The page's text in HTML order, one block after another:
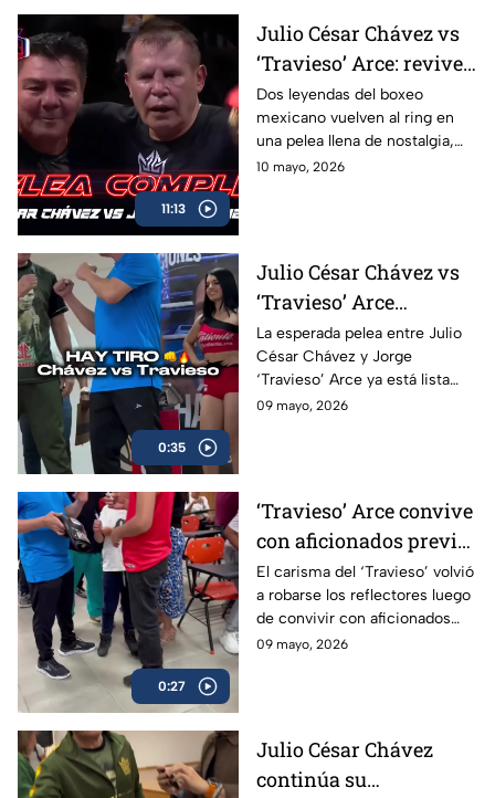
11:13
Julio César Chávez vs
‘Travieso’ Arce: revive
la pelea completa en
Box Azteca
Dos leyendas del boxeo
mexicano vuelven al ring en
una pelea llena de nostalgia,
emoción y grandes momentos
10 mayo, 2026
0:35
Julio César Chávez vs
‘Travieso’ Arce
cumplen con la
báscula; habrá pelea en
Box Azteca
La esperada pelea entre Julio
César Chávez y Jorge
‘Travieso’ Arce ya está lista
luego de que ambos superaran
09 mayo, 2026
0:27
‘Travieso’ Arce convive
con aficionados previo
a su esperado combate
El carisma del ‘Travieso’ volvió
a robarse los reflectores luego
de convivir con aficionados
antes de subir al ring.
09 mayo, 2026
Julio César Chávez
continúa su